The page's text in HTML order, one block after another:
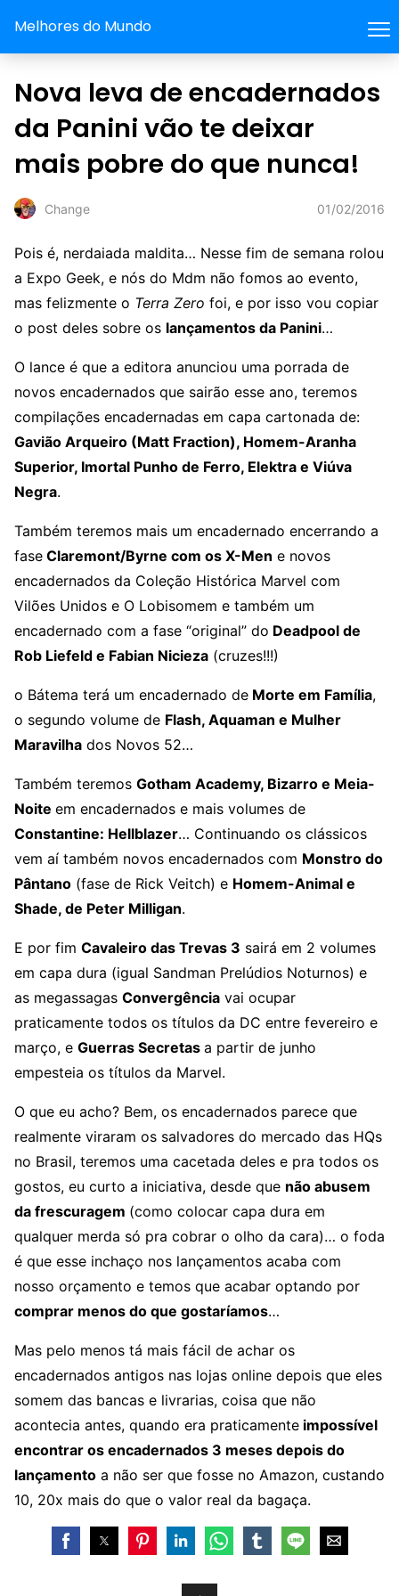
Melhores do Mundo
Nova leva de encadernados
da Panini vão te deixar
mais pobre do que nunca!
Change 01/02/2016
Pois é, nerdaiada maldita… Nesse fim de semana rolou
a Expo Geek, e nós do Mdm não fomos ao evento,
mas felizmente o Terra Zero foi, e por isso vou copiar
o post deles sobre os lançamentos da Panini…
O lance é que a editora anunciou uma porrada de
novos encadernados que sairão esse ano, teremos
compilações encadernadas em capa cartonada de:
Gavião Arqueiro (Matt Fraction), Homem-Aranha
Superior, Imortal Punho de Ferro, Elektra e Viúva
Negra.
Também teremos mais um encadernado encerrando a
fase Claremont/Byrne com os X-Men e novos
encadernados da Coleção Histórica Marvel com
Vilões Unidos e O Lobisomem e também um
encadernado com a fase “original” do Deadpool de
Rob Liefeld e Fabian Nicieza (cruzes!!!)
o Bátema terá um encadernado de Morte em Família,
o segundo volume de Flash, Aquaman e Mulher
Maravilha dos Novos 52…
Também teremos Gotham Academy, Bizarro e Meia-
Noite em encadernados e mais volumes de
Constantine: Hellblazer… Continuando os clássicos
vem aí também novos encadernados com Monstro do
Pântano (fase de Rick Veitch) e Homem-Animal e
Shade, de Peter Milligan.
E por fim Cavaleiro das Trevas 3 sairá em 2 volumes
em capa dura (igual Sandman Prelúdios Noturnos) e
as megassagas Convergência vai ocupar
praticamente todos os títulos da DC entre fevereiro e
março, e Guerras Secretas a partir de junho
empesteia os títulos da Marvel.
O que eu acho? Bem, os encadernados parece que
realmente viraram os salvadores do mercado das HQs
no Brasil, teremos uma cacetada deles e pra todos os
gostos, eu curto a iniciativa, desde que não abusem
da frescuragem (como colocar capa dura em
qualquer merda só pra cobrar o olho da cara)… o foda
é que esse inchaço nos lançamentos acaba com
nosso orçamento e temos que acabar optando por
comprar menos do que gostaríamos…
Mas pelo menos tá mais fácil de achar os
encadernados antigos nas lojas online depois que eles
somem das bancas e livrarias, coisa que não
acontecia antes, quando era praticamente impossível
encontrar os encadernados 3 meses depois do
lançamento a não ser que fosse no Amazon, custando
10, 20x mais do que o valor real da bagaça.